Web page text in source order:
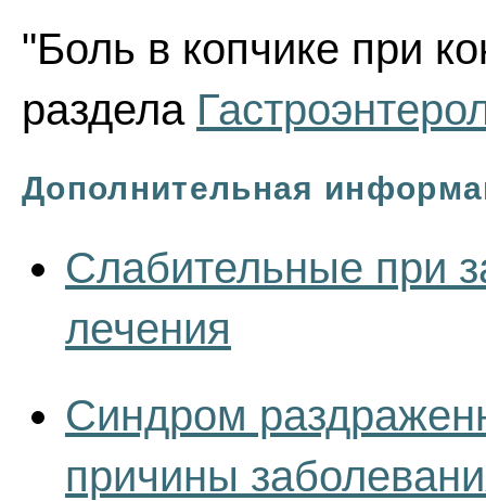
"Боль в копчике при
раздела
Дополнительная
Слабительные при
лечения
Синдром
причины